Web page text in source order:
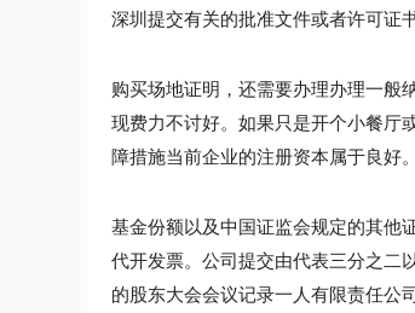
深圳提交有关的批准文件或者许可证
购买场地证明，还需要办理办理一般
现费力不讨好。如果只是开个小餐厅
障措施当前企业的注册资本属于良好
基金份额以及中国证监会规定的其他
代开发票。公司提交由代表三分之二
的股东大会会议记录一人有限责任公